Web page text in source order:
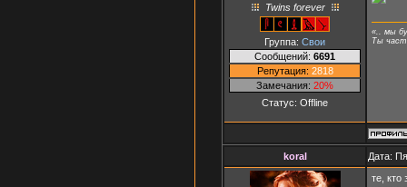
Twins forever
Группа: Свои
Сообщений: 6691
Репутация: 2818
Замечания: 20%
Статус: Offline
«.. мы
Ты
koral Дата:
те, кто